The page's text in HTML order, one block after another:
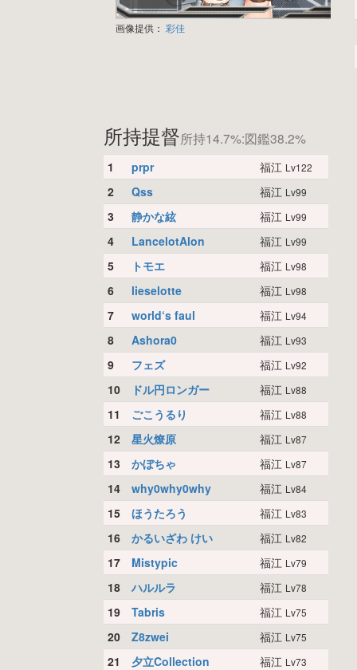
画像提供： 彩佳
所持提督所持14.7%:図鑑38.2%
1 prpr 福江 Lv122
2 Qss 福江 Lv99
3 静かな絃 福江 Lv99
4 LancelotAlon 福江 Lv99
5 トモエ 福江 Lv98
6 lieselotte 福江 Lv98
7 world‘s faul 福江 Lv94
8 Ashora0 福江 Lv93
9 フェズ 福江 Lv92
10 ドル円ロンガー 福江 Lv88
11 ごこうるり 福江 Lv88
12 星火燎原 福江 Lv87
13 かぼちゃ 福江 Lv87
14 why0why0why 福江 Lv84
15 ほうたろう 福江 Lv83
16 かるいざわ けい 福江 Lv82
17 Mistypic 福江 Lv79
18 ハルルラ 福江 Lv78
19 Tabris 福江 Lv75
20 Z8zwei 福江 Lv75
21 夕立Collection 福江 Lv73